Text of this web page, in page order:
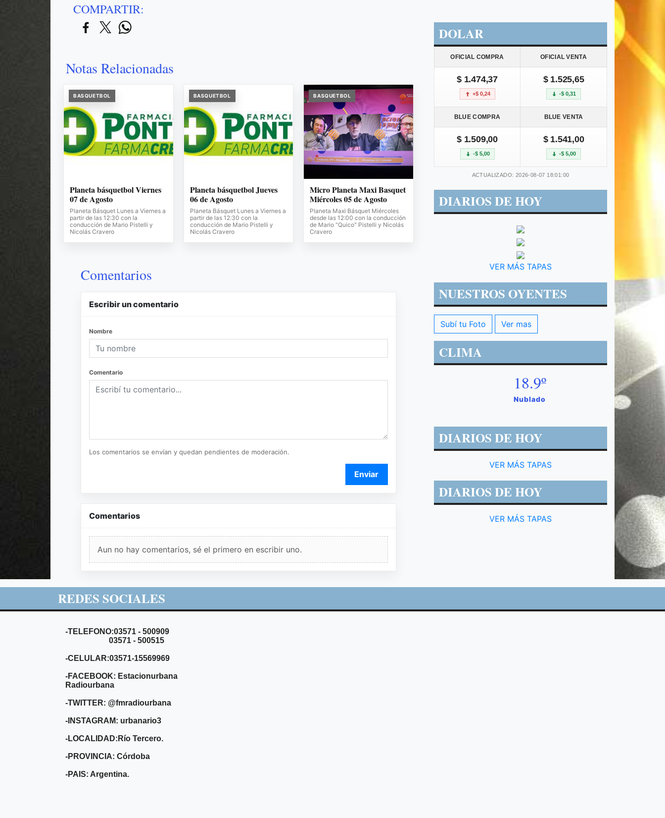
COMPARTIR:
Notas Relacionadas
BASQUETBOL
Planeta básquetbol Viernes
07 de Agosto
Planeta Básquet Lunes a Viernes a
partir de las 12:30 con la
conducción de Mario Pistelli y
Nicolás Cravero
BASQUETBOL
Planeta básquetbol Jueves
06 de Agosto
Planeta Básquet Lunes a Viernes a
partir de las 12:30 con la
conducción de Mario Pistelli y
Nicolás Cravero
BASQUETBOL
Micro Planeta Maxi Basquet
Miércoles 05 de Agosto
Planeta Maxi Básquet Miércoles
desde las 12:00 con la conducción
de Mario "Quico" Pistelli y Nicolás
Cravero
Comentarios
Escribir un comentario
Nombre
Comentario
Los comentarios se envían y quedan pendientes de moderación.
Enviar
Comentarios
Aun no hay comentarios, sé el primero en escribir uno.
DOLAR
OFICIAL COMPRA OFICIAL VENTA
$ 1.474,37
+$ 0,24
$ 1.525,65
-$ 0,31
BLUE COMPRA BLUE VENTA
$ 1.509,00
-$ 5,00
$ 1.541,00
-$ 5,00
ACTUALIZADO: 2026-08-07 18:01:00
DIARIOS DE HOY
VER MÁS TAPAS
NUESTROS OYENTES
Subí tu Foto Ver mas
CLIMA
18.9º
Nublado
DIARIOS DE HOY
VER MÁS TAPAS
DIARIOS DE HOY
VER MÁS TAPAS
REDES SOCIALES
-TELEFONO:03571 - 500909
03571 - 500515
-CELULAR:03571-15569969
-FACEBOOK: Estacionurbana
Radiourbana
-TWITTER: @fmradiourbana
-INSTAGRAM: urbanario3
-LOCALIDAD:Río Tercero.
-PROVINCIA: Córdoba
-PAIS: Argentina.